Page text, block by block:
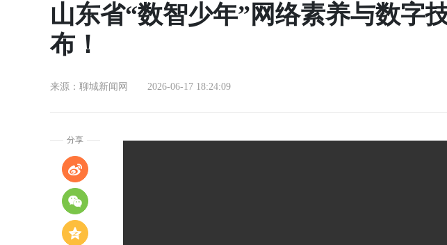
山东省“数智少年”网络素养与数字
布！
来源：聊城新闻网 2026-06-17 18:24:09
分享